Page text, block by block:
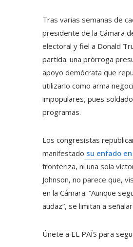
Tras varias semanas de
presidente de la Cámara
electoral y fiel a Donald
partida: una prórroga
apoyo demócrata que
utilizarlo como arma
impopulares, pues
programas.
Los congresistas
manifestado su enfado
fronteriza, ni una sola
Johnson, no parece que,
en la Cámara. “Aunque
audaz”, se limitan a señalar.
Únete a EL PAÍS para